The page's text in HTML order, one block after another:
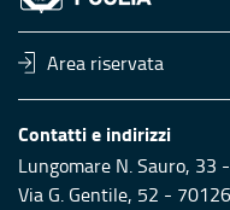
Area riservata
Contatti e indirizzi
Lungomare N. Sauro, 33
Via G. Gentile, 52 -